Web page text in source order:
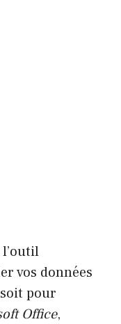
vos données
pour
Office,